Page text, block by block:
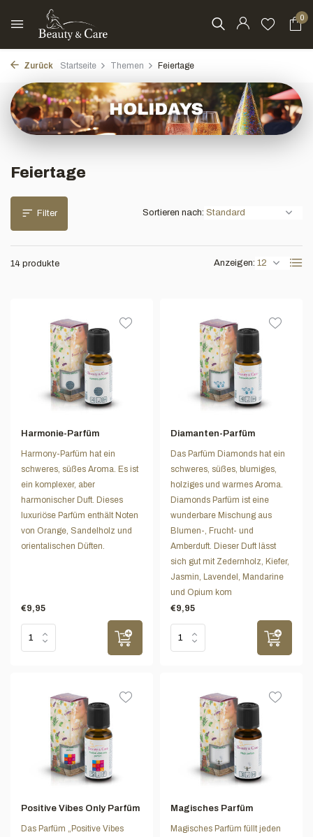
0
Zurück Startseite Themen Feiertage
Feiertage
Filter
14 produkte Anzeigen:
Sortieren nach:
Harmonie-Parfüm
Harmony-Parfüm hat ein
schweres, süßes Aroma. Es ist
ein komplexer, aber
harmonischer Duft. Dieses
luxuriöse Parfüm enthält Noten
von Orange, Sandelholz und
orientalischen Düften.
€9,95
Diamanten-Parfüm
Das Parfüm Diamonds hat ein
schweres, süßes, blumiges,
holziges und warmes Aroma.
Diamonds Parfüm ist eine
wunderbare Mischung aus
Blumen-, Frucht- und
Amberduft. Dieser Duft lässt
sich gut mit Zedernholz, Kiefer,
Jasmin, Lavendel, Mandarine
und Opium kom
€9,95
Positive Vibes Only Parfüm
Das Parfüm „Positive Vibes
Magisches Parfüm
Magisches Parfüm füllt jeden